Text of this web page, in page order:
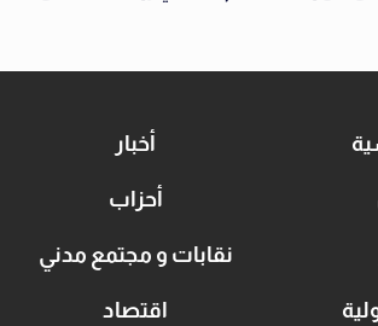
أخبار
أحزاب
نقابات و مجتمع مدني
اقتصاد